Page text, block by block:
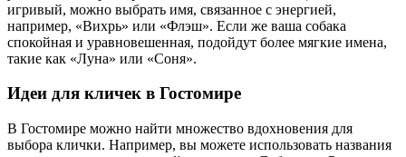
игривый, можно выбрать имя, связанное с энергией,
например, «Вихрь» или «Флэш». Если же ваша собака
спокойная и уравновешенная, подойдут более мягкие имена,
такие как «Луна» или «Соня».
Идеи для кличек в Гостомире
В Гостомире можно найти множество вдохновения для
выбора клички. Например, вы можете использовать названия